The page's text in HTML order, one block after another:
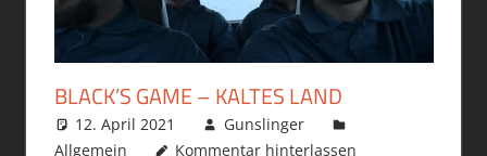
BLACK’S GAME – KALTES LAND
12. April 2021
Gunslinger
Allgemein
Kommentar hinterlassen